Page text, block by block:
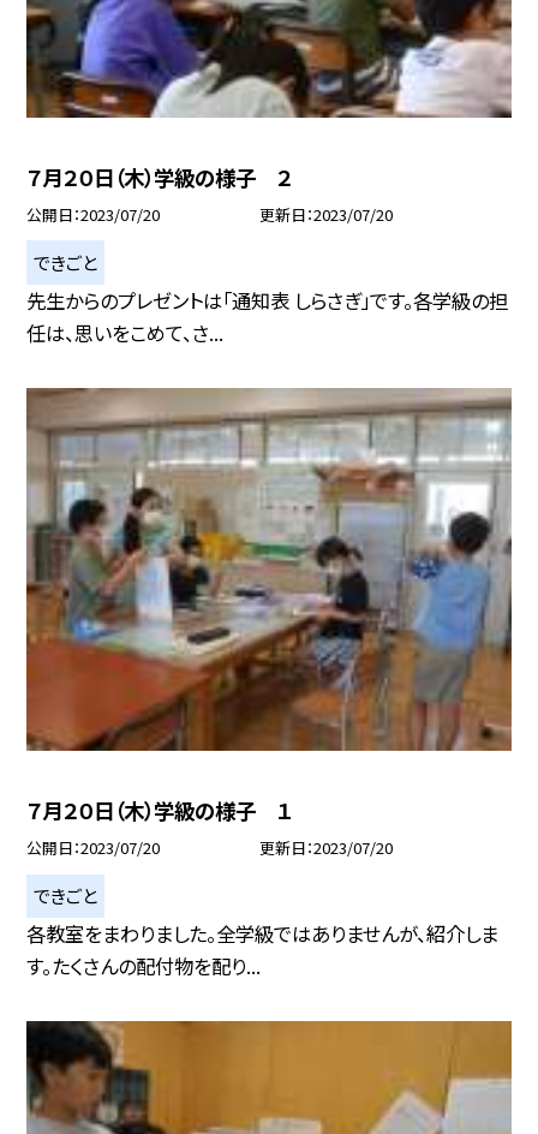
７月２０日（木）学級の様子 ２
公開日 2023/07/20 更新日 2023/07/20
できごと
先生からのプレゼントは「通知表 しらさぎ」です。各学級の担
任は、思いをこめて、さ...
７月２０日（木）学級の様子 １
公開日 2023/07/20 更新日 2023/07/20
できごと
各教室をまわりました。全学級ではありませんが、紹介しま
す。たくさんの配付物を配り...